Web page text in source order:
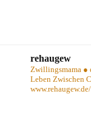
rehaugew
Zwillingsmama
Leben Zwischen